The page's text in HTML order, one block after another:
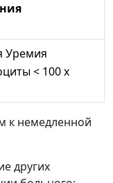
Уремия
< 100 х
к немедленной
других